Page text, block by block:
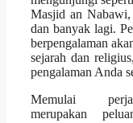
Masjid an Nabawi,
dan banyak lagi.
berpengalaman
sejarah dan
pengalaman Anda
Memulai
merupakan